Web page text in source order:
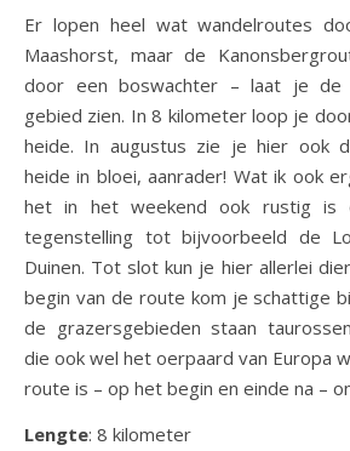
Er lopen heel wat wandelroutes
Maashorst, maar de
door een boswachter – laat je de
gebied zien. In 8 kilometer loop je
heide. In augustus zie je hier ook
heide in bloei, aanrader! Wat ik ook
het in het weekend ook rustig is
tegenstelling tot bijvoorbeeld de
Duinen. Tot slot kun je hier allerlei
begin van de route kom je schattige
de grazersgebieden staan
die ook wel het oerpaard van Europa
route is – op het begin en einde na –
Lengte: 8 kilometer